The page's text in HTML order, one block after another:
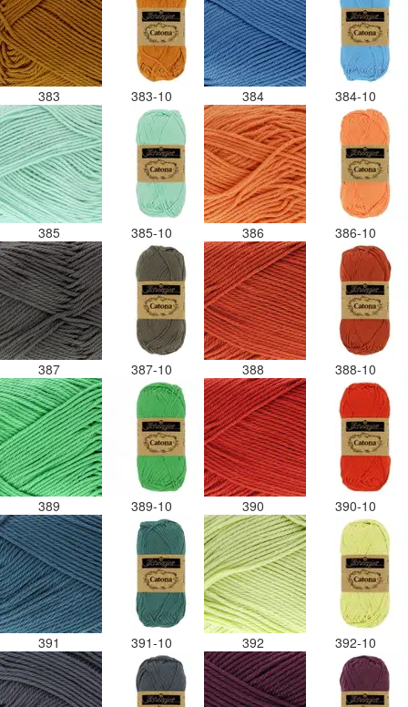
383 383-10 384 384-10
385 385-10 386 386-10
387 387-10 388 388-10
389 389-10 390 390-10
391 391-10 392 392-10